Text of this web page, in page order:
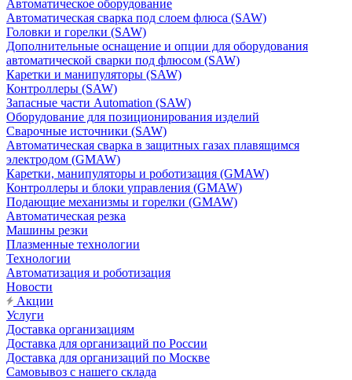
Автоматическое оборудование
Автоматическая сварка под слоем флюса (SAW)
Головки и горелки (SAW)
Дополнительные оснащение и опции для оборудования
автоматической сварки под флюсом (SAW)
Каретки и манипуляторы (SAW)
Контроллеры (SAW)
Запасные части Automation (SAW)
Оборудование для позиционирования изделий
Сварочные источники (SAW)
Автоматическая сварка в защитных газах плавящимся
электродом (GMAW)
Каретки, манипуляторы и роботизация (GMAW)
Контроллеры и блоки управления (GMAW)
Подающие механизмы и горелки (GMAW)
Автоматическая резка
Машины резки
Плазменные технологии
Технологии
Автоматизация и роботизация
Новости
Акции
Услуги
Доставка организациям
Доставка для организаций по России
Доставка для организаций по Москве
Самовывоз с нашего склада